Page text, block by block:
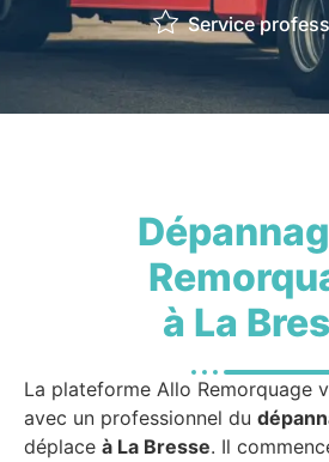
Service
à La
La plateforme Allo Remorquage
avec un professionnel du
déplace à La Bresse. Il